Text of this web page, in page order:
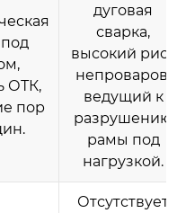
ОТК,
пор
дуговая
сварка,
высокий риск
непроваров,
ведущий к
разрушению
рамы под
нагрузкой.
Отсутствует